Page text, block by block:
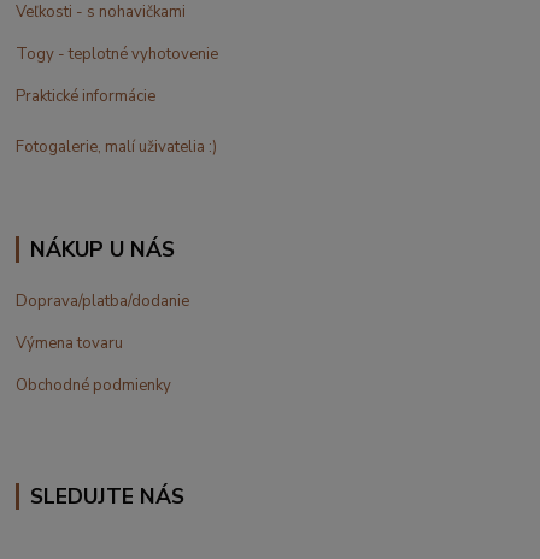
Veľkosti - s nohavičkami
Togy - teplotné vyhotovenie
Praktické informácie
Fotogalerie, malí uživatelia :)
NÁKUP U NÁS
Doprava/platba/dodanie
Výmena tovaru
Obchodné podmienky
SLEDUJTE NÁS